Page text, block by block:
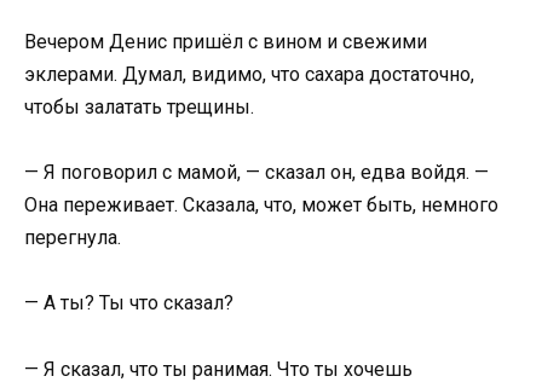
Вечером Денис пришёл с вином и свежими
эклерами. Думал, видимо, что сахара достаточно,
чтобы залатать трещины.
— Я поговорил с мамой, — сказал он, едва войдя. —
Она переживает. Сказала, что, может быть, немного
перегнула.
— А ты? Ты что сказал?
— Я сказал, что ты ранимая. Что ты хочешь